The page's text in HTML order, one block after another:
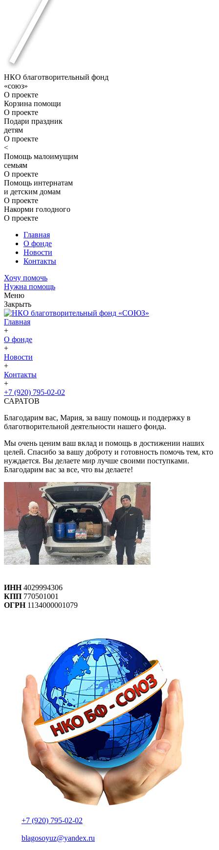
НКО благотворительный фонд
«союз»
О проекте
Корзина помощи
О проекте
Подари праздник
детям
О проекте
<
Помощь малоимущим
семьям
О проекте
Помощь интернатам
и детским домам
О проекте
Накорми голодного
О проекте
Главная
О фонде
Новости
Контакты
Хочу помочь
Нужна помощь
Меню
Закрыть
Главная
+
О фонде
+
Новости
+
Контакты
+
+7 (920) 795-02-02
САРАТОВ
Благодарим вас, Мария, за вашу помощь и поддержку в
благотворительной деятельности нашего фонда.
Мы очень ценим ваш вклад и помощь в достижении наших
целей. Спасибо за вашу доброту и готовность помочь тем, кто
нуждается. Вы делаете мир лучше своими поступками.
Благодарим вас за все, что вы делаете!
ИНН4029994306
КПП 770501001
ОГРН1134000001079
+7 (920) 795-02-02
blagosoyuz@yandex.ru